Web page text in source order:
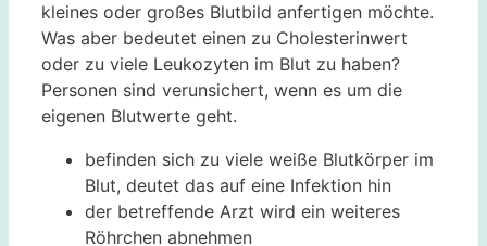
kleines oder großes Blutbild anfertigen möchte.
Was aber bedeutet einen zu Cholesterinwert
oder zu viele Leukozyten im Blut zu haben?
Personen sind verunsichert, wenn es um die
eigenen Blutwerte geht.
befinden sich zu viele weiße Blutkörper im
Blut, deutet das auf eine Infektion hin
der betreffende Arzt wird ein weiteres
Röhrchen abnehmen